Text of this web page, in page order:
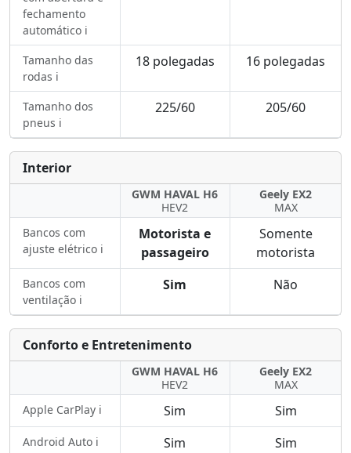
fechamento
automático ℹ️
Tamanho das
rodas ℹ️
18 polegadas 16 polegadas
Tamanho dos
pneus ℹ️
225/60 205/60
Interior
GWM HAVAL H6
HEV2
Geely EX2
MAX
Bancos com
ajuste elétrico ℹ️
Motorista e
passageiro
Somente
motorista
Bancos com
ventilação ℹ️
Sim Não
Conforto e Entretenimento
GWM HAVAL H6
HEV2
Geely EX2
MAX
Apple CarPlay ℹ️
Sim Sim
Android Auto ℹ️ Sim Sim